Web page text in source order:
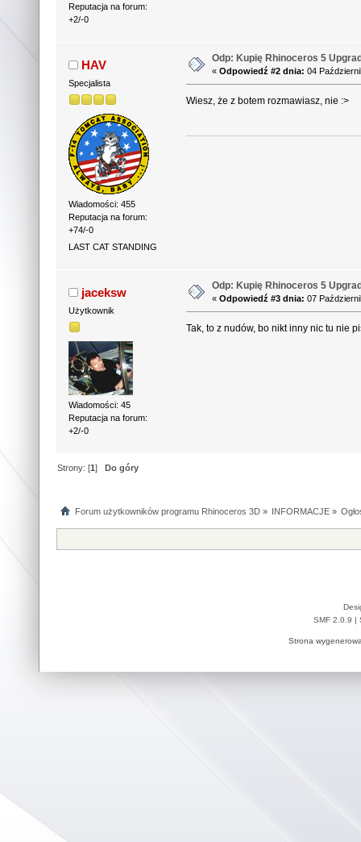
Reputacja na forum:
+2/-0
HAV
Specjalista
Wiadomości: 455
Reputacja na forum:
+74/-0
LAST CAT STANDING
Odp: Kupię Rhinoceros 5
«Odpowiedź #2 dnia: 04
Wiesz, że z botem rozmawiasz, nie :>
jaceksw
Użytkownik
Wiadomości: 45
Reputacja na forum:
+2/-0
Odp: Kupię Rhinoceros 5
«Odpowiedź #3 dnia: 07
Tak, to z nudów, bo nikt inny nic tu nie
Strony: [1]Do góry
Forum użytkowników programu Rhinoceros 3D» INFORMACJE»
SMF 2.0.9 |
Strona